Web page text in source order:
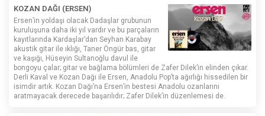
KOZAN DAĞI (ERSEN)
Ersen’in yoldaşı olacak Dadaşlar grubunun
kuruluşuna daha iki yıl vardır ve bu parçaların
kayıtlarında Kardaşlar’dan Seyhan Karabay
akustik gitar ile ıklığı, Taner Öngür bas, gitar
ve kaşığı, Hüseyin Sultanoğlu davul ile
bongoyu çalar; gitar ve bağlama bölümleri de Zafer Dilek’in elinden çıkar.
Derli Kaval ve Kozan Dağı ile Ersen, Anadolu Pop’ta ağırlığı hissedilen bir
isimdir artık. Kozan Dağı’na Ersen’in bestesi Anadolu ozanlarını
aratmayacak derecede başarılıdır; Zafer Dilek’in düzenlemesi de.